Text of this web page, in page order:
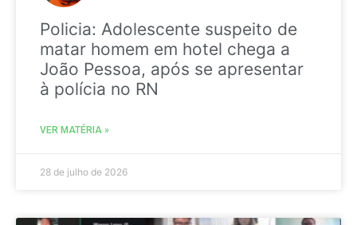
Policia: Adolescente suspeito de
matar homem em hotel chega a
João Pessoa, após se apresentar
à polícia no RN
VER MATÉRIA »
28 de julho de 2026